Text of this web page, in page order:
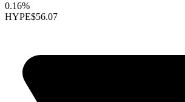
0.16%
HYPE$56.07